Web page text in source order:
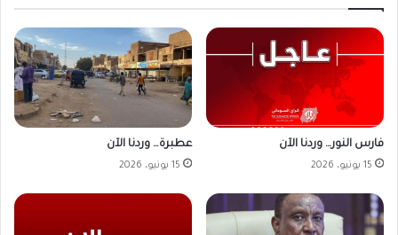
فارس النور… وردنا الآن
15 يونيو، 2026
عطبرة… وردنا الآن
15 يونيو، 2026